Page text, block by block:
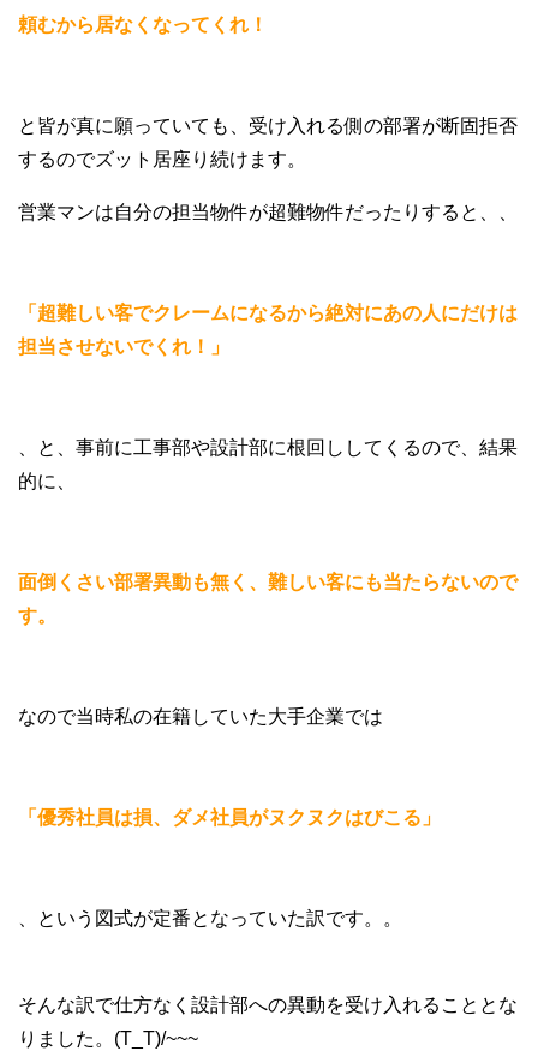
頼むから居なくなってくれ！
と皆が真に願っていても、受け入れる側の部署が断固拒否
するのでズット居座り続けます。
営業マンは自分の担当物件が超難物件だったりすると、、
「超難しい客でクレームになるから絶対にあの人にだけは
担当させないでくれ！」
、と、事前に工事部や設計部に根回ししてくるので、結果
的に、
面倒くさい部署異動も無く、難しい客にも当たらないので
す。
なので当時私の在籍していた大手企業では
「優秀社員は損、ダメ社員がヌクヌクはびこる」
、という図式が定番となっていた訳です。。
そんな訳で仕方なく設計部への異動を受け入れることとな
りました。(T_T)/~~~